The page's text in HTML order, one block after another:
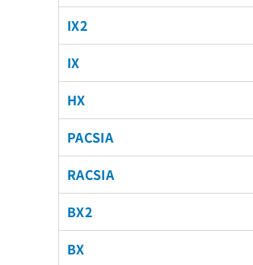
IX2
IX
HX
PACSIA
RACSIA
BX2
BX